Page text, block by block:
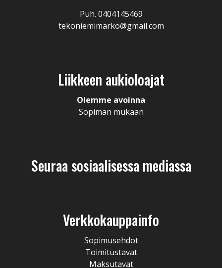
Puh. 0404145469
tekoniemimarko@gmail.com
Liikkeen aukioloajat
Olemme avoinna
Sopiman mukaan
Seuraa sosiaalisessa mediassa
Verkkokauppainfo
Sopimusehdot
Toimitustavat
Maksutavat